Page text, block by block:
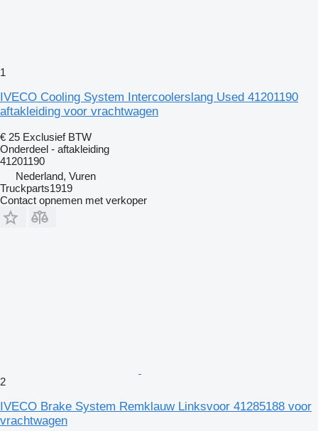
1
IVECO Cooling System Intercoolerslang Used 41201190
aftakleiding voor vrachtwagen
€ 25 Exclusief BTW
Onderdeel - aftakleiding
41201190
Nederland, Vuren
Truckparts1919
Contact opnemen met verkoper
2
IVECO Brake System Remklauw Linksvoor 41285188 voor
vrachtwagen